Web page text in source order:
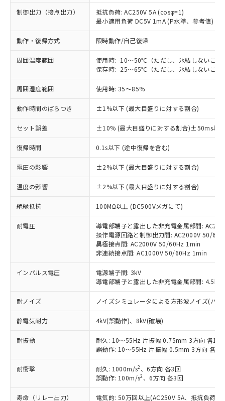
制御出力（接点出力）
抵抗負荷: AC250V 5A (cosφ=1)
最小適用負荷 DC5V 1mA (P水準、参考値)
動作・復帰方式 限時動作/自己復帰
周囲温度範囲
使用時: -10～50℃（ただし、氷結しないこと
保存時: -25～65℃（ただし、氷結しないこと
周囲湿度範囲 使用時: 35～85%
動作時間のばらつき ±1%以下 (最大目盛りに対する割合)
セット誤差 ±10% (最大目盛りに対する割合)±50ms以下
復帰時間 0.1s以下 (途中復帰を含む)
電圧の影響 ±2%以下 (最大目盛りに対する割合)
温度の影響 ±2%以下 (最大目盛りに対する割合)
絶縁抵抗 100MΩ以上 (DC500Vメガにて)
耐電圧
導電部端子と露出した非充電金属部間:
操作電源回路と制御出力間: AC2000V 50/
異極接点間: AC2000V 50/60Hz 1min
非連続接点間: AC1000V 50/60Hz 1min
インパルス電圧
電源端子間: 3kV
導電部端子と露出した非充電金属部間: 4.5kV
耐ノイズ ノイズシミュレータによる方形波ノイズ(パ
静電気耐力 4kV(誤動作)、8kV(破壊)
耐振動
耐久: 10～55Hz 片振幅 0.75mm 3方向 各1h
誤動作: 10～55Hz 片振幅 0.5mm 3方向 各
耐衝撃 耐久: 1000m/s2 、6方向 各3回
誤動作: 100m/s2 、6方向 各3回
寿命（リレー出力） 電気的: 50万回以上(AC250V 5A、抵抗負荷
ご利用条件
以下の条件をお読みいただき、同意のうえ
ご利用ください。
本サービスは、当社制御機器事業取扱
商品の当社在庫状況および標準価格
(税抜)を提供させていただくもので
当社制御機器事業取扱商品の中には、
本サービスの対象外となる商品もある
ことをご了承ください。
在庫状況および標準価格照会結果は、
記載している更新日時点での社内デー
タに基づき作成されるものであり、閲
覧された時点での実際の在庫および標
準価格とは異なる場合があることをご
※1 対応状況
対応済み：EU RoHS指令（10物質）の
非含有に対応した製品が提供可能な商品で
す。
対応予定：EU RoHS指令（10物質）の非含
有に対応した製品に切り替える予定のある
対応予定なし：EU RoHS指令（10物質）の
非含有に非対応の商品で、対応品を出す予
調査・確認中：EU RoHS指令（10物質）の
商品です。
非該当品：ライセンス料など無形物で、有
害物質有無と関係のない商品です。
仕入先様の事情により、非含有部品として
いたものが、含有品と判明した場合などや
むを得ず変更することがあります。
*EU RoHS指令（10物質）：
鉛(Pb) 1000ppm以下、 水銀(Hg) 1000ppm以下、 カド
ミウム(Cd) 100ppm以下、
六価クロム(Cr(Ⅵ)) 1000ppm以下、ポリ臭化ビフェニル
※1 中国RoHS○×表
基準値以下であることを示します。
「×」：最大均質材料含有率が中国RoHSの
基準値を超えていることを示します。
「－」：未確認です。当社販売部門へお問
い合わせください。
*中国RoHS10物質の基準値 (GB/T26572)：
Pb(鉛) :1000ppm、 Hg(水銀) : 1000ppm、 Cd(カドミウ
ム) : 100ppm、
当社は、これら貴社製品のうち、外国
為替および外国貿易法に定める商品
（以下｢規制貨物等」という）を輸出
または国外への提供する場合は、日本
国政府の輸出許可(または役務取引許
可)を取得するなどの必要な手続きを